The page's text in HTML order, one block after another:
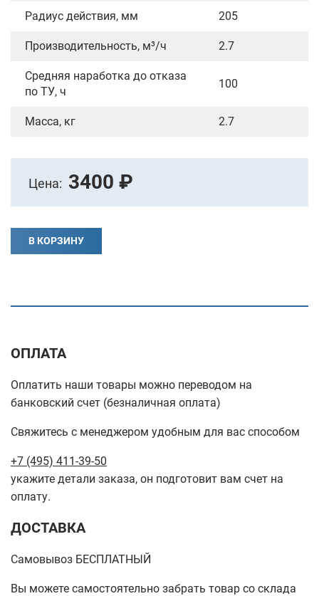
Радиус действия, мм 205
Производительность, м³/ч 2.7
Средняя наработка до отказа
по ТУ, ч
100
Масса, кг 2.7
Цена: 3400 ₽
В КОРЗИНУ
ОПЛАТА
Оплатить наши товары можно переводом на
банковский счет (безналичная оплата)
Свяжитесь с менеджером удобным для вас способом
+7 (495) 411-39-50
укажите детали заказа, он подготовит вам счет на
оплату.
ДОСТАВКА
Самовывоз БЕСПЛАТНЫЙ
Вы можете самостоятельно забрать товар со склада